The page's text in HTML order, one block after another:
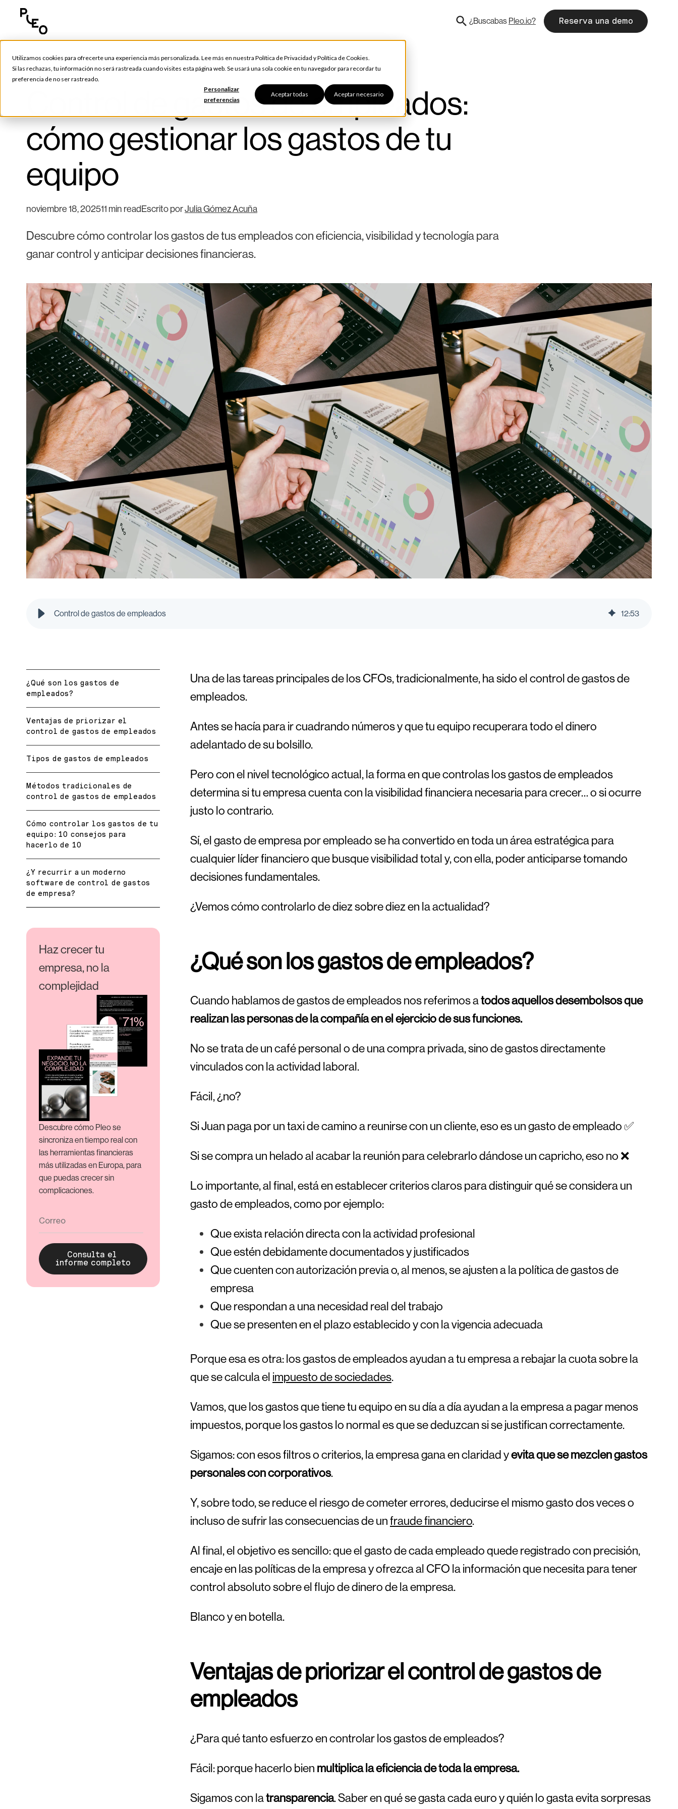
Utilizamos cookies para ofrecerte una experiencia más personalizada. Lee más en nuestra Política de Privacidad yPolítica de Cookies.
Si las rechazas, tu información no será rastreada cuando visites esta página web. Se usará una sola cookie en tu navegador para recordar tu
preferencia de no ser rastreado.
Personalizar
preferencias
Aceptar todas Aceptar necesario
¿Buscabas Pleo.io? Reserva una demo
Gestión de gastos
Control de gastos de empleados:
cómo gestionar los gastos de tu
equipo
noviembre 18, 202511 min read Escrito porJulia Gómez Acuña
Descubre cómo controlar los gastos de tus empleados con eficiencia, visibilidad y tecnología para
ganar control y anticipar decisiones financieras.
Control de gastos de empleados 12:53
¿Qué son los gastos de
empleados?
Ventajas de priorizar el
control de gastos de empleados
Tipos de gastos de empleados
Métodos tradicionales de
control de gastos de empleados
Cómo controlar los gastos de tu
equipo: 10 consejos para
hacerlo de 10
¿Y recurrir a un moderno
software de control de gastos
de empresa?
Haz crecer tu
empresa, no la
complejidad
Descubre cómo Pleo se
sincroniza en tiempo real con
las herramientas financieras
más utilizadas en Europa, para
que puedas crecer sin
complicaciones.
Una de las tareas principales de los CFOs, tradicionalmente, ha sido el control de gastos de
empleados.
Antes se hacía para ir cuadrando números y que tu equipo recuperara todo el dinero
adelantado de su bolsillo.
Pero con el nivel tecnológico actual, la forma en que controlas los gastos de empleados
determina si tu empresa cuenta con la visibilidad financiera necesaria para crecer… o si ocurre
justo lo contrario.
Sí, el gasto de empresa por empleado se ha convertido en toda un área estratégica para
cualquier líder financiero que busque visibilidad total y, con ella, poder anticiparse tomando
decisiones fundamentales.
¿Vemos cómo controlarlo de diez sobre diez en la actualidad?
¿Qué son los gastos de empleados?
Cuando hablamos de gastos de empleados nos referimos atodos aquellos desembolsos que
realizan las personas de la compañía en el ejercicio de sus funciones.
No se trata de un café personal o de una compra privada, sino de gastos directamente
vinculados con la actividad laboral.
Fácil, ¿no?
Si Juan paga por un taxi de camino a reunirse con un cliente, eso es un gasto de empleado ✅
Si se compra un helado al acabar la reunión para celebrarlo dándose un capricho, eso no ❌
Lo importante, al final, está en establecer criterios claros para distinguir qué se considera un
gasto de empleados, como por ejemplo:
Que exista relación directa con la actividad profesional
Que estén debidamente documentados y justificados
Que cuenten con autorización previa o, al menos, se ajusten a la política de gastos de
empresa
Que respondan a una necesidad real del trabajo
Que se presenten en el plazo establecido y con la vigencia adecuada
Porque esa es otra: los gastos de empleados ayudan a tu empresa a rebajar la cuota sobre la
que se calcula el impuesto de sociedades.
Vamos, que los gastos que tiene tu equipo en su día a día ayudan a la empresa a pagar menos
impuestos, porque los gastos lo normal es que se deduzcan si se justifican correctamente.
Sigamos: con esos filtros o criterios, la empresa gana en claridad yevita que se mezclen gastos
personales con corporativos.
Y, sobre todo, se reduce el riesgo de cometer errores, deducirse el mismo gasto dos veces o
incluso de sufrir las consecuencias de unfraude financiero.
Al final, el objetivo es sencillo: que el gasto de cada empleado quede registrado con precisión,
encaje en las políticas de la empresa y ofrezca al CFO la información que necesita para tener
control absoluto sobre el flujo de dinero de la empresa.
Blanco y en botella.
Ventajas de priorizar el control de gastos de
empleados
¿Para qué tanto esfuerzo en controlar los gastos de empleados?
Fácil: porque hacerlo bien multiplica la eficiencia de toda la empresa.
Sigamos con latransparencia. Saber en qué se gasta cada euro y quién lo gasta evita sorpresas